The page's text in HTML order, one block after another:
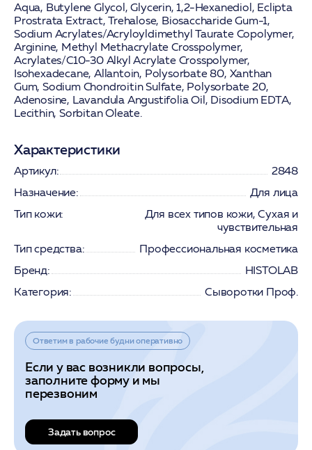
Aqua, Butylene Glycol, Glycerin, 1,2-Hexanediol, Eclipta
Prostrata Extract, Trehalose, Biosaccharide Gum-1,
Sodium Acrylates/Acryloyldimethyl Taurate Copolymer,
Arginine, Methyl Methacrylate Crosspolymer,
Acrylates/C10-30 Alkyl Acrylate Crosspolymer,
Isohexadecane, Allantoin, Polysorbate 80, Xanthan
Gum, Sodium Chondroitin Sulfate, Polysorbate 20,
Adenosine, Lavandula Angustifolia Oil, Disodium EDTA,
Lecithin, Sorbitan Oleate.
Характеристики
Артикул:
2848
Назначение:
Для лица
Тип кожи:
Для всех типов кожи, Сухая и
чувствительная
Тип средства:
Профессиональная косметика
Бренд:
HISTOLAB
Категория:
Сыворотки Проф.
Ответим в рабочие будни оперативно
Если у вас возникли вопросы,
заполните форму и мы
перезвоним
Задать вопрос